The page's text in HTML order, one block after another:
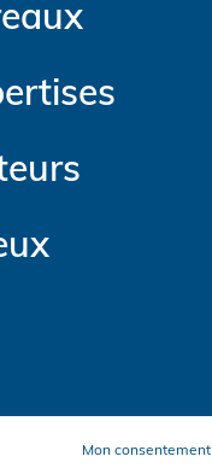
Mon consentement